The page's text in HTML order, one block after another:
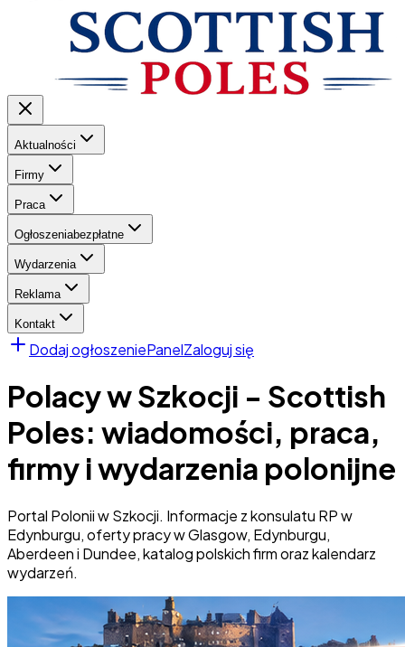
Aktualności
Firmy
Praca
Ogłoszeniabezpłatne
Wydarzenia
Reklama
Kontakt
Dodaj ogłoszeniePanelZaloguj się
Polacy w Szkocji - Scottish
Poles: wiadomości, praca,
firmy i wydarzenia polonijne
Portal Polonii w Szkocji. Informacje z konsulatu RP w
Edynburgu, oferty pracy w Glasgow, Edynburgu,
Aberdeen i Dundee, katalog polskich firm oraz kalendarz
wydarzeń.